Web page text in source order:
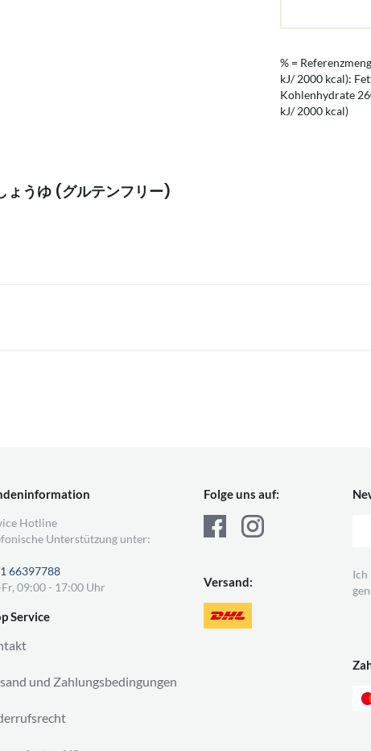
うゆ (グルテンフリー)
% =
kJ/ 2000 kcal):
Kohlenhydrate
kJ/ 2000 kcal)
Hotline
Unterstützung unter:
66397788
09:00 - 17:00 Uhr
Service
und Zahlungsbedingungen
Folge uns auf:
Versand:
Ich